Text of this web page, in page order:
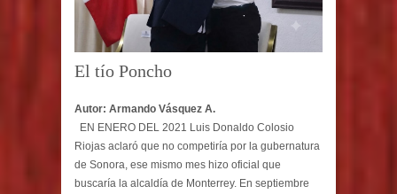
El tío Poncho
Autor: Armando Vásquez A.
EN ENERO DEL 2021 Luis Donaldo Colosio
Riojas aclaró que no competiría por la gubernatura
de Sonora, ese mismo mes hizo oficial que
buscaría la alcaldía de Monterrey. En septiembre